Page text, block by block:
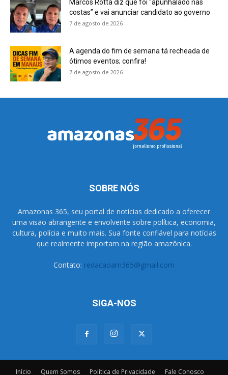
Marcos Rotta diz que foi “apunhalado nas
costas” e vai anunciar candidato ao governo
7 de agosto de 2026
A agenda do fim de semana tá recheada de
ótimos eventos; confira!
7 de agosto de 2026
SOBRE NÓS
Amazonas 365, seu portal de notícias dedicado a oferecer
uma visão abrangente e envolvente sobre política, economia,
cultura, polícia e muito mais. Sua fonte confiável para notícias
que realmente importam na região amazônica.
Contato: redacaoam365@gmail.com
SIGA-NOS
Início Quem Somos Política de Privacidade Fale Conosco